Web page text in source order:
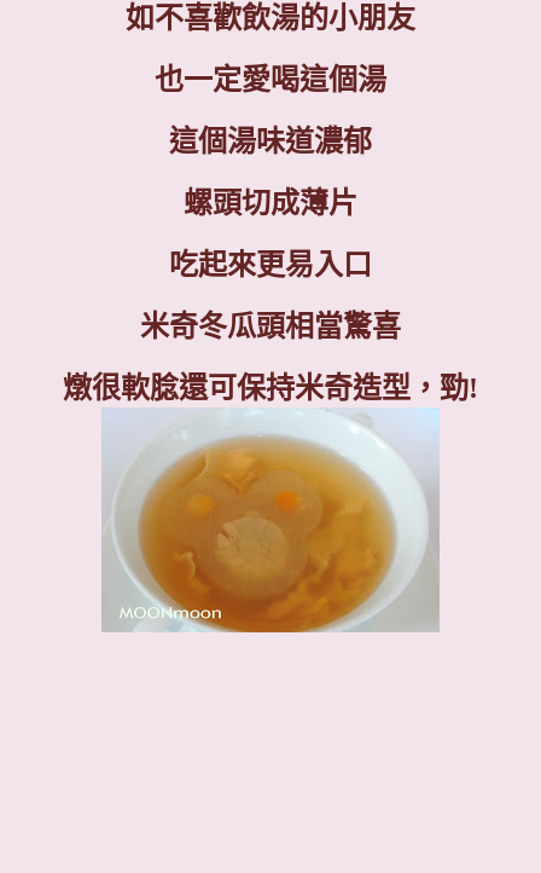
如不喜歡飲湯的小朋友
也一定愛喝這個湯
這個湯味道濃郁
螺頭切成薄片
吃起來更易入口
米奇冬瓜頭相當驚喜
燉很軟腍還可保持米奇造型，勁!